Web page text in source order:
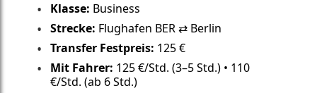
Klasse: Business
Strecke: Flughafen BER ⇄ Berlin
Transfer Festpreis: 125 €
Mit Fahrer: 125 €/Std. (3–5 Std.) • 110
€/Std. (ab 6 Std.)